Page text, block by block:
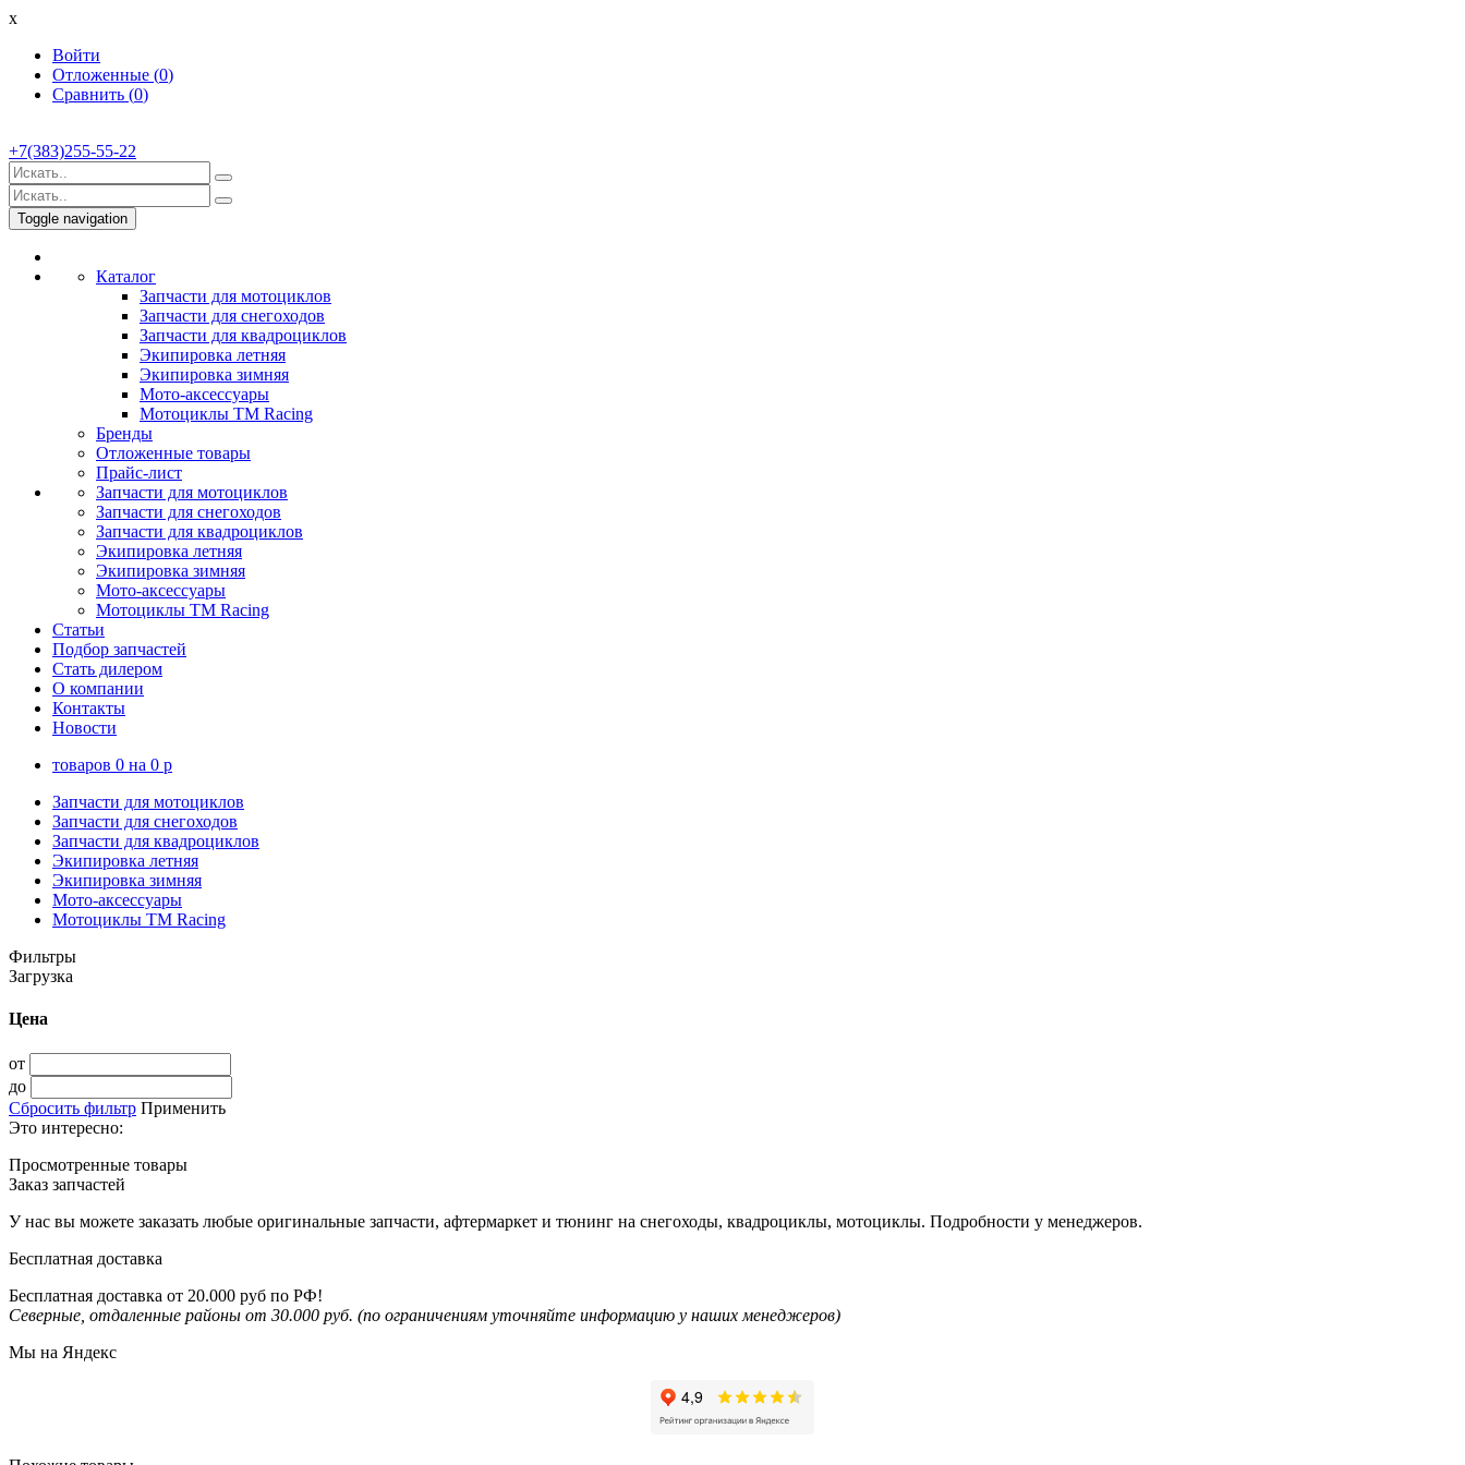
x
Войти
Отложенные (0)
Сравнить (0)
+7(383)255-55-22
Toggle navigation
Каталог
Запчасти для мотоциклов
Запчасти для снегоходов
Запчасти для квадроциклов
Экипировка летняя
Экипировка зимняя
Мото-аксессуары
Мотоциклы TM Racing
Бренды
Отложенные товары
Прайс-лист
Запчасти для мотоциклов
Запчасти для снегоходов
Запчасти для квадроциклов
Экипировка летняя
Экипировка зимняя
Мото-аксессуары
Мотоциклы TM Racing
Статьи
Подбор запчастей
Стать дилером
О компании
Контакты
Новости
товаров 0 на 0 p
Запчасти для мотоциклов
Запчасти для снегоходов
Запчасти для квадроциклов
Экипировка летняя
Экипировка зимняя
Мото-аксессуары
Мотоциклы TM Racing
Фильтры
Загрузка
Цена
от
до
Сбросить фильтр Применить
Это интересно:
Просмотренные товары
Заказ запчастей
У нас вы можете заказать любые оригинальные запчасти, афтермаркет и тюнинг на снегоходы, квадроциклы, мотоциклы. Подробности у менеджеров.
Бесплатная доставка
Бесплатная доставка от 20.000 руб по РФ!
Северные, отдаленные районы от 30.000 руб. (по ограничениям уточняйте информацию у наших менеджеров)
Мы на Яндекс